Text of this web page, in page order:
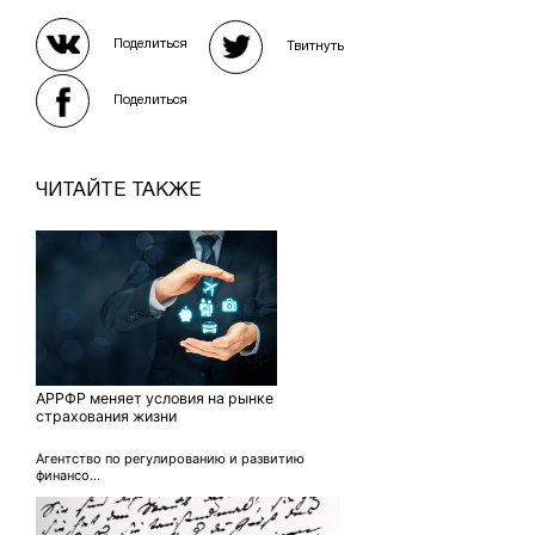
Поделиться Твитнуть
Поделиться
ЧИТАЙТЕ ТАКЖЕ
АРРФР меняет условия на рынке
страхования жизни
Агентство по регулированию и развитию
финансо...